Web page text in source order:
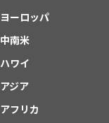
ヨーロッパ
中南米
ハワイ
アジア
アフリカ